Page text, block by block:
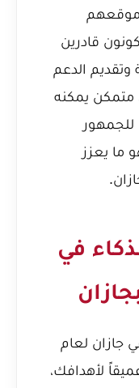
موقعهم
قادرين
الدعم
متمكن يمكنه
ما يعزز
في
جازان لعام
عميقاً لأهدافك،